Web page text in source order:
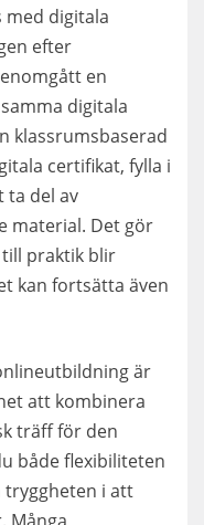
digitala
efter
en
digitala
klassrumsbaserad
certifikat, fylla i
ta del av
material. Det gör
praktik blir
kan fortsätta även
är
att kombinera
träff för den
både flexibiliteten
tryggheten i att